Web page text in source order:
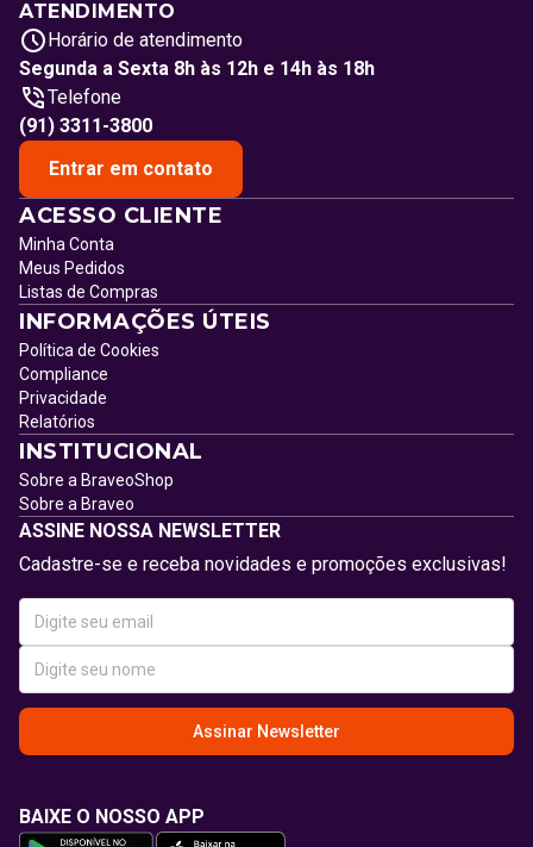
ATENDIMENTO
Horário de atendimento
Segunda a Sexta 8h às 12h e 14h às 18h
Telefone
(91) 3311-3800
Entrar em contato
ACESSO CLIENTE
Minha Conta
Meus Pedidos
Listas de Compras
INFORMAÇÕES ÚTEIS
Política de Cookies
Compliance
Privacidade
Relatórios
INSTITUCIONAL
Sobre a BraveoShop
Sobre a Braveo
ASSINE NOSSA NEWSLETTER
Cadastre-se e receba novidades e promoções exclusivas!
Assinar Newsletter
BAIXE O NOSSO APP